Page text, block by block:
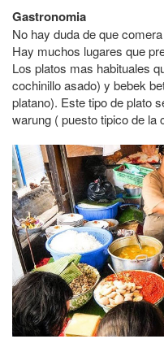
Gastronomia
No hay duda de que
Hay muchos lugares que
Los platos mas habituales
cochinillo asado) y bebek
platano). Este tipo de plato
warung ( puesto tipico de la